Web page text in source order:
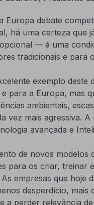
Europa debate
há uma certeza que
— é uma
tradicionais e
exemplo deste
para a Europa, mas
ambientais,
vez mais agressiva. A
avançada e
de novos modelos
para os criar,
empresas que hoje
desperdício, mais
a perder relevância